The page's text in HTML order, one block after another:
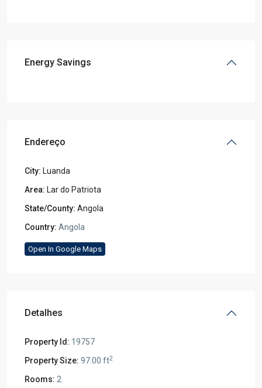
Energy Savings
Endereço
City: Luanda
Area: Lar do Patriota
State/County: Angola
Country: Angola
Open In Google Maps
Detalhes
Property Id: 19757
Property Size: 97.00 ft2
Rooms: 2